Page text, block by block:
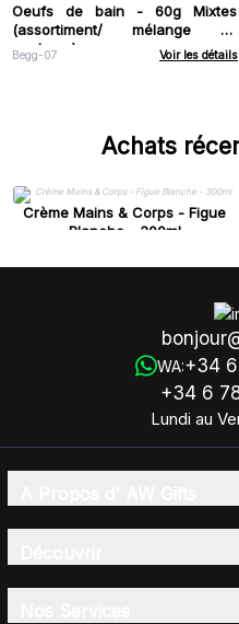
Oeufs de bain - 60g Mixtes
(assortiment/ mélange de
couleurs)
Begg-07 Voir les détails
Achats
Crème Mains & Corps - Figue
Blanche - 300ml
WA:+34
+34 6
Lundi au